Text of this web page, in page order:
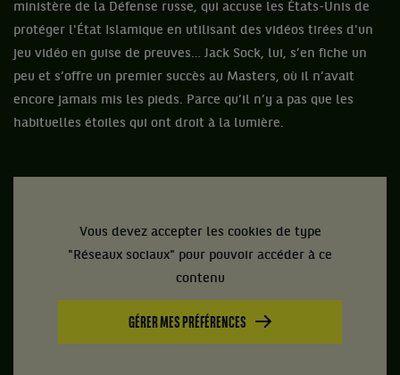
ministère de la Défense russe, qui accuse les États-Unis de
protéger l'État Islamique en utilisant des vidéos tirées d'un
jeu vidéo en guise de preuves… Jack Sock, lui, s’en fiche un
peu et s’offre un premier succès au Masters, où il n’avait
encore jamais mis les pieds. Parce qu’il n’y a pas que les
habituelles étoiles qui ont droit à la lumière.
Vous devez accepter les cookies de type
"Réseaux sociaux" pour pouvoir accéder à ce
contenu
GÉRER MES PRÉFÉRENCES